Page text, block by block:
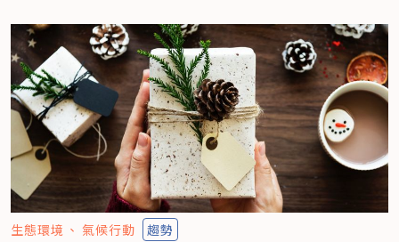
生態環境 氣候行動 趨勢